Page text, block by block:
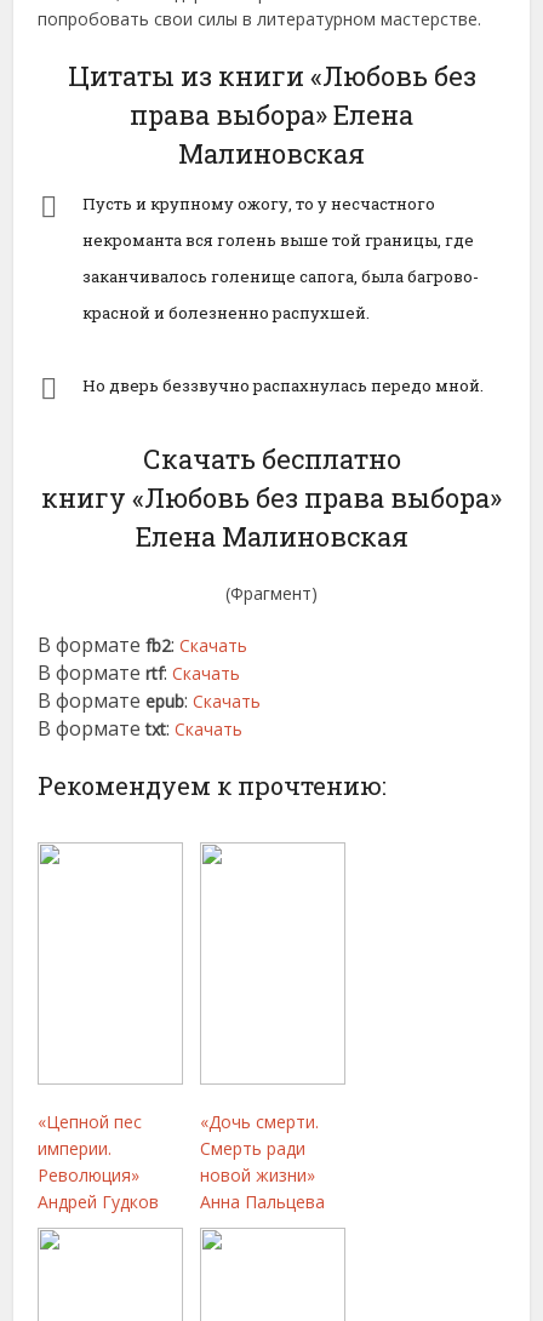
попробовать свои силы в литературном мастерстве.
Цитаты из книги «Любовь без
права выбора» Елена
Малиновская
Пусть и крупному ожогу, то у несчастного
некроманта вся голень выше той границы, где
заканчивалось голенище сапога, была багрово-
красной и болезненно распухшей.
Но дверь беззвучно распахнулась передо мной.
Скачать бесплатно
книгу «Любовь без права выбора»
Елена Малиновская
(Фрагмент)
В форматеfb2:Скачать
В форматеrtf:Скачать
В форматеepub:Скачать
В форматеtxt:Скачать
Рекомендуем к прочтению:
«Цепной пес
империи.
Революция»
Андрей Гудков
«Дочь смерти.
Смерть ради
новой жизни»
Анна Пальцева